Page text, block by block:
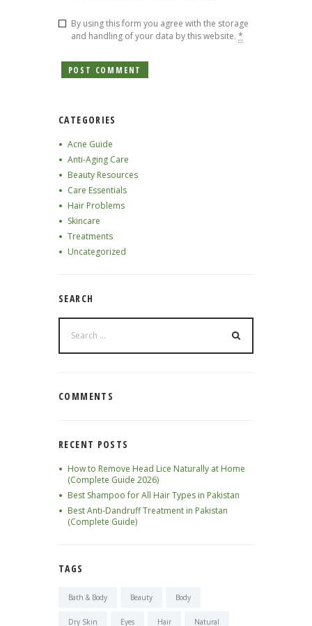
By using this form you agree with the storage
and handling of your data by this website. *
CATEGORIES
Acne Guide
Anti-Aging Care
Beauty Resources
Care Essentials
Hair Problems
Skincare
Treatments
Uncategorized
SEARCH
COMMENTS
RECENT POSTS
How to Remove Head Lice Naturally at Home
(Complete Guide 2026)
Best Shampoo for All Hair Types in Pakistan
Best Anti-Dandruff Treatment in Pakistan
(Complete Guide)
TAGS
Bath & Body Beauty Body
Dry Skin Eyes Hair Natural